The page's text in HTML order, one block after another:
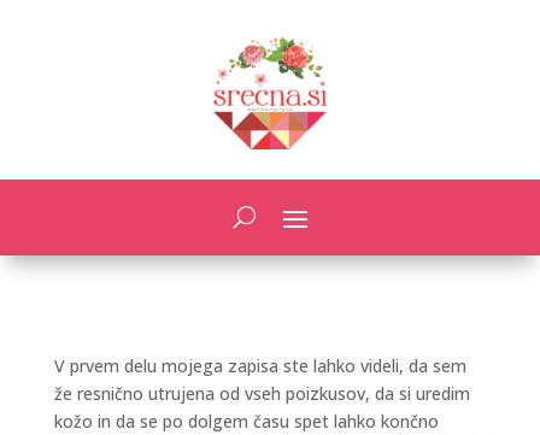
V prvem delu mojega zapisa ste lahko videli, da sem
že resnično utrujena od vseh poizkusov, da si uredim
kožo in da se po dolgem času spet lahko končno